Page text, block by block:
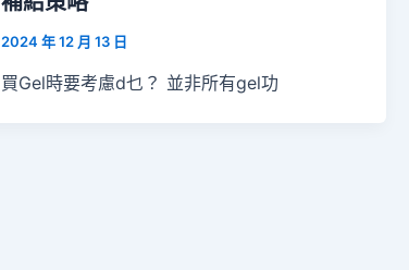
2024 年 12 月 13 日
買Gel時要考慮d乜？ 並非所有gel功